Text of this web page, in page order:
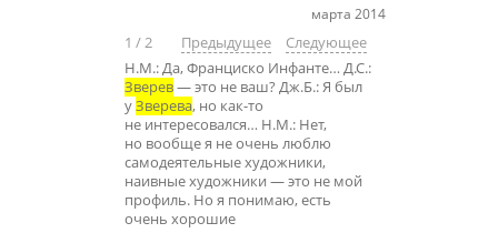
марта 2014
1 /2 Предыдущее
Следующее
Н.М.: Да, Франциско Инфанте… Д.С.:
Зверев— это не ваш? Дж.Б.: Я был
уЗверева, но как-то
не интересовался… Н.М.: Нет,
но вообще я не очень люблю
самодеятельные художники,
наивные художники — это не мой
профиль. Но я понимаю, есть
очень хорошие